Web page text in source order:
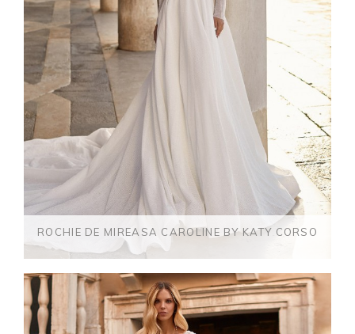
ROCHIE DE MIREASA CAROLINE BY KATY CORSO